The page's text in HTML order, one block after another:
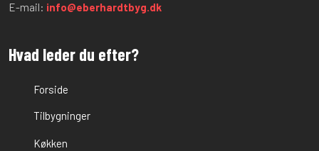
E-mail: info@eberhardtbyg.dk
Hvad leder du efter?
Forside
​Tilbygninger
Køkken